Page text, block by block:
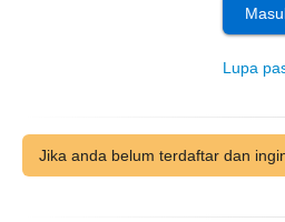
Lupa
Jika anda belum terdaftar dan